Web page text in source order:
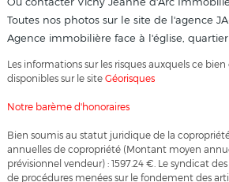
Toutes nos photos sur le site de l'agence
Agence immobilière face à l'église, quartier
Les informations sur les risques auxquels ce bien
disponibles sur le site Géorisques
Notre barème d'honoraires
Bien soumis au statut juridique de la
annuelles de copropriété (Montant moyen
prévisionnel vendeur) : 1597.24 €. Le syndicat
de procédures menées sur le fondement des